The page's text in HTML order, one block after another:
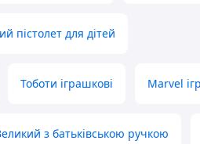
пістолет для дітей
Тоботи іграшкові Marvel
з батьківською ручкою